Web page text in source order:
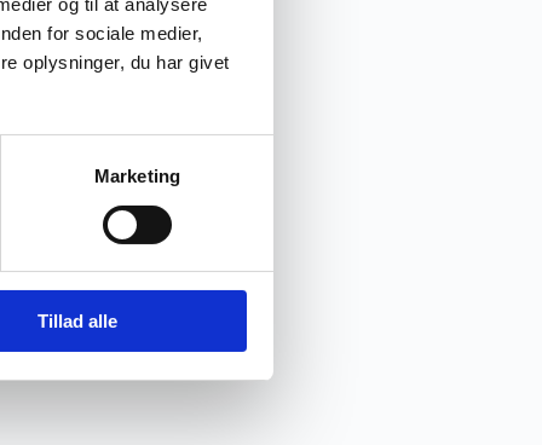
og til at analysere
for sociale medier,
oplysninger, du har givet
Marketing
Tillad alle